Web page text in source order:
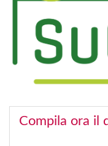
Compila ora il